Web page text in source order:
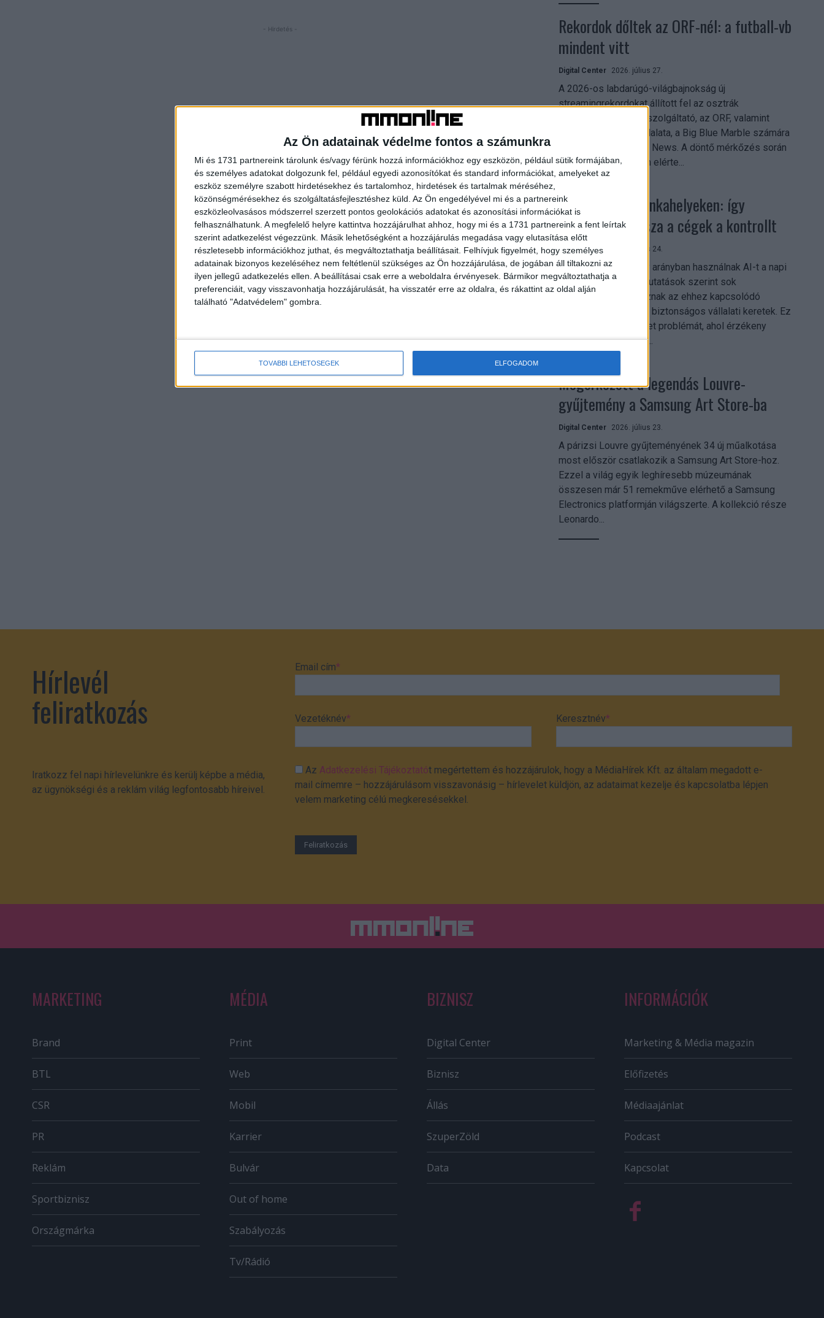
Az Ön adatainak védelme fontos a számunkra
Mi és 1731 partnereink tárolunk és/vagy férünk hozzá információkhoz egy eszközön, például sütik formájában,
és személyes adatokat dolgozunk fel, például egyedi azonosítókat és standard információkat, amelyeket az
eszköz személyre szabott hirdetésekhez és tartalomhoz, hirdetések és tartalmak méréséhez,
közönségmérésekhez és szolgáltatásfejlesztéshez küld. Az Ön engedélyével mi és a partnereink
eszközleolvasásos módszerrel szerzett pontos geolokációs adatokat és azonosítási információkat is
felhasználhatunk. A megfelelő helyre kattintva hozzájárulhat ahhoz, hogy mi és a 1731 partnereink a fent leírtak
szerint adatkezelést végezzünk. Másik lehetőségként a hozzájárulás megadása vagy elutasítása előtt
részletesebb információkhoz juthat, és megváltoztathatja beállításait. Felhívjuk figyelmét, hogy személyes
adatainak bizonyos kezeléséhez nem feltétlenül szükséges az Ön hozzájárulása, de jogában áll tiltakozni az
ilyen jellegű adatkezelés ellen. A beállításai csak erre a weboldalra érvényesek. Bármikor megváltoztathatja a
preferenciáit, vagy visszavonhatja hozzájárulását, ha visszatér erre az oldalra, és rákattint az oldal alján
található "Adatvédelem" gombra.
TOVÁBBI LEHETŐSÉGEK ELFOGADOM
- Hirdetés -
Rekordok dőltek az ORF-nél: a futball-vb
mindent vitt
Digital Center 2026. július 27.
A 2026-os labdarúgó-világbajnokság új
streamingrekordokat állított fel az osztrák
közszolgálati műsorszolgáltató, az ORF, valamint
technológiai leányvállalata, a Big Blue Marble számára
– írja a Broadband TV News. A döntő mérkőzés során
az átlagos nézőszám elérte...
Shadow AI a munkahelyeken: így
szerezhetik vissza a cégek a kontrollt
Digital Center 2026. július 24.
A munkavállalók nagy arányban használnak AI-t a napi
munkában, ám friss kutatások szerint sok
szervezetnél hiányoznak az ehhez kapcsolódó
világos irányelvek és biztonságos vállalati keretek. Ez
különösen ott jelenthet problémát, ahol érzékeny
üzleti információkkal...
Megérkezett a legendás Louvre-
gyűjtemény a Samsung Art Store-ba
Digital Center 2026. július 23.
A párizsi Louvre gyűjteményének 34 új műalkotása
most először csatlakozik a Samsung Art Store-hoz.
Ezzel a világ egyik leghíresebb múzeumának
összesen már 51 remekműve elérhető a Samsung
Electronics platformján világszerte. A kollekció része
Leonardo...
Hírlevél
feliratkozás
Iratkozz fel napi hírlevelünkre és kerülj képbe a média,
az ügynökségi és a reklám világ legfontosabb híreivel.
Email cím*
Vezetéknév* Keresztnév*
AzAdatkezelési Tájékoztatót megértettem és hozzájárulok, hogy a MédiaHírek Kft. az általam megadott e-
mail címemre – hozzájárulásom visszavonásig – hírlevelet küldjön, az adataimat kezelje és kapcsolatba lépjen
velem marketing célú megkeresésekkel.
MARKETING
Brand
BTL
CSR
PR
Reklám
Sportbiznisz
Országmárka
MÉDIA
Print
Web
Mobil
Karrier
Bulvár
Out of home
Szabályozás
Tv/Rádió
BIZNISZ
Digital Center
Biznisz
Állás
SzuperZöld
Data
INFORMÁCIÓK
Marketing & Média magazin
Előfizetés
Médiaajánlat
Podcast
Kapcsolat